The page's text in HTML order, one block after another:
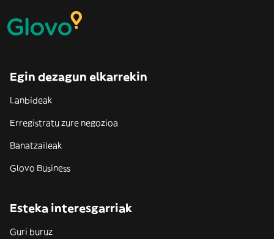
Egin dezagun elkarrekin
Lanbideak
Erregistratu zure negozioa
Banatzaileak
Glovo Business
Esteka interesgarriak
Guri buruz